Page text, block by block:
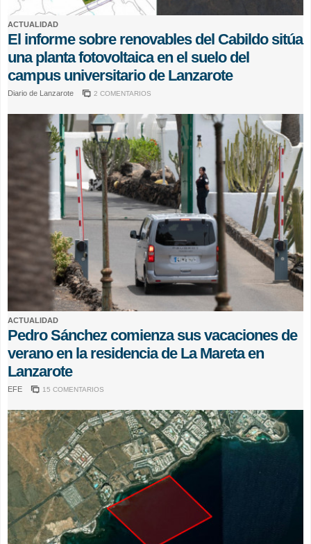
ACTUALIDAD
El informe sobre renovables del Cabildo sitúa
una planta fotovoltaica en el suelo del
campus universitario de Lanzarote
Diario de Lanzarote 2 COMENTARIOS
ACTUALIDAD
Pedro Sánchez comienza sus vacaciones de
verano en la residencia de La Mareta en
Lanzarote
EFE 15 COMENTARIOS